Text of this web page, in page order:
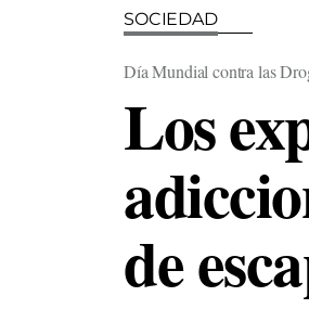
SOCIEDAD
Día Mundial contra las
Los
de